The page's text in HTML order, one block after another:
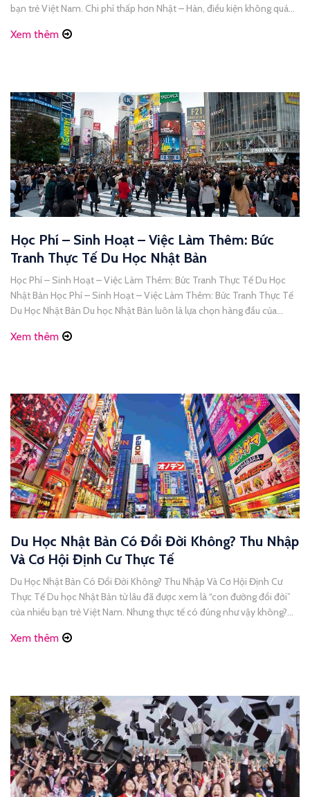
bạn trẻ Việt Nam. Chi phí thấp hơn Nhật – Hàn, điều kiện không quá
Xem thêm
Học Phí – Sinh Hoạt – Việc Làm Thêm: Bức
Tranh Thực Tế Du Học Nhật Bản
Học Phí – Sinh Hoạt – Việc Làm Thêm: Bức Tranh Thực Tế Du Học
Nhật Bản Học Phí – Sinh Hoạt – Việc Làm Thêm: Bức Tranh Thực Tế
Du Học Nhật Bản Du học Nhật Bản luôn là lựa chọn hàng đầu của
Xem thêm
Du Học Nhật Bản Có Đổi Đời Không? Thu Nhập
Và Cơ Hội Định Cư Thực Tế
Du Học Nhật Bản Có Đổi Đời Không? Thu Nhập Và Cơ Hội Định Cư
Thực Tế Du học Nhật Bản từ lâu đã được xem là “con đường đổi đời”
của nhiều bạn trẻ Việt Nam. Nhưng thực tế có đúng như vậy không?
Xem thêm